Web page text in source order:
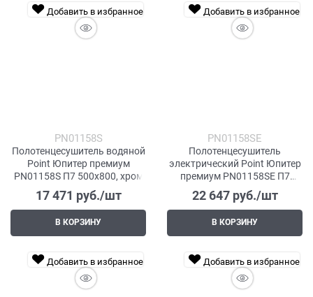
Добавить в избранное
PN01158S
Полотенцесушитель водяной
Point Юпитер премиум
PN01158S П7 500x800, хром
17 471 руб./шт
В КОРЗИНУ
Добавить в избранное
PN01158SE
Полотенцесушитель
электрический Point Юпитер
премиум PN01158SE П7
500x800 левый/правый,
хром
22 647 руб./шт
В КОРЗИНУ
Добавить в избранное Добавить в избранное